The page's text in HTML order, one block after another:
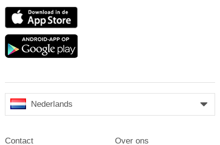
App
Google
Nederlands
Contact Over ons